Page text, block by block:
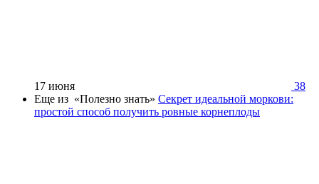
17 июня
38
Еще из «Полезно знать» Секрет идеальной моркови:
простой способ получить ровные корнеплоды